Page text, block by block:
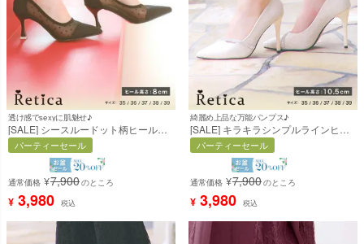
透け感でsexyに肌魅せ♪
[SALE] シースルードット柄ヒールパ
ンプス (ブラック) (8cmヒール)
[Retica/レティカ]
パーティーセール
通常価格 ¥7,900のところ
¥ 3,980 税込
綺麗め上品な万能パンプス♪
[SALE] キラキラシンプルラインヒー
ルパンプス (ベージュ) (10.5cmヒー
ル) [Retica/レティカ]
パーティーセール
通常価格 ¥7,900のところ
¥ 3,980 税込